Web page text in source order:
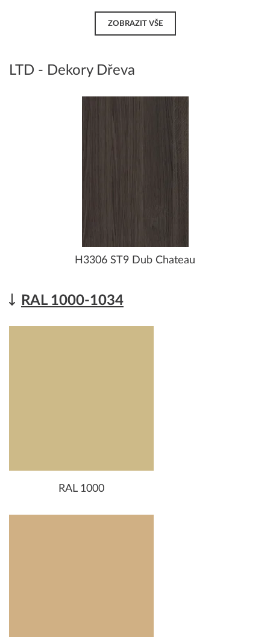
ZOBRAZIT VŠE
LTD - Dekory Dřeva
H3306 ST9 Dub Chateau
RAL 1000-1034
RAL 1000